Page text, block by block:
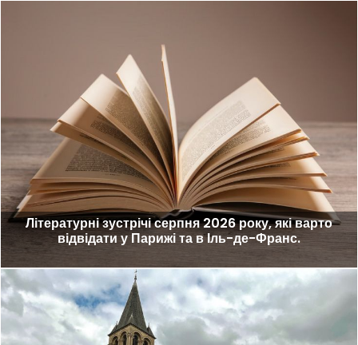
Літературні зустрічі серпня 2026 року, які варто
відвідати у Парижі та в Іль-де-Франс.